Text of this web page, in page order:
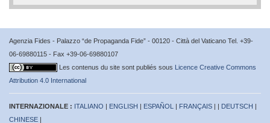
Agenzia Fides - Palazzo “de Propaganda Fide” - 00120 - Città del Vaticano Tel. +39-
06-69880115 - Fax +39-06-69880107
Les contenus du site sont publiés sous Licence Creative Commons
Attribution 4.0 International
INTERNAZIONALE : ITALIANO | ENGLISH | ESPAÑOL | FRANÇAIS | | DEUTSCH |
CHINESE |